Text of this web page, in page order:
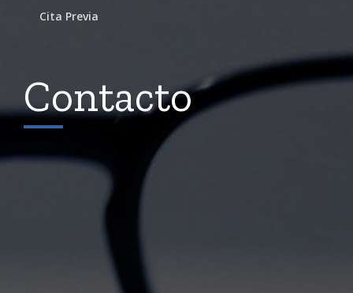
Cita Previa
Contacto